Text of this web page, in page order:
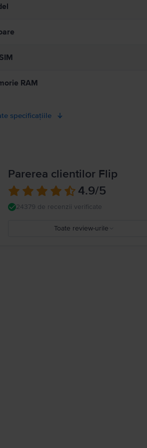
RAM
specificațiile
Parerea clientilor Flip
4.9/5
24379 de recenzii verificate
Toate review-urile